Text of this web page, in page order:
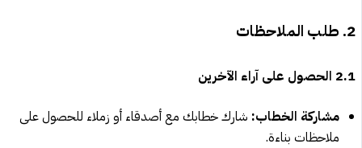
2. طلب الملاحظات
2.1 الحصول على آراء الآخرين
مشاركة الخطاب: شارك خطابك مع أصدقاء أو زملاء للحصول على
ملاحظات بناءة.